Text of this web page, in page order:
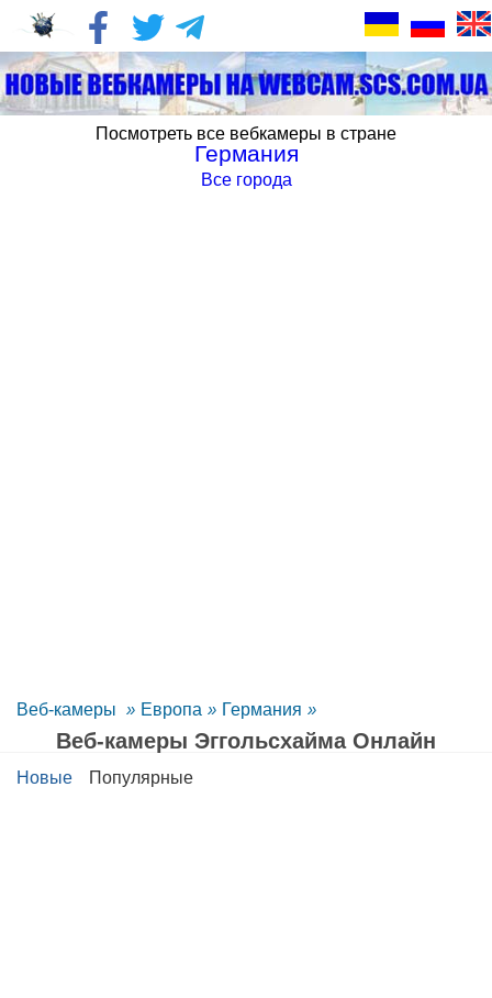
Посмотреть все вебкамеры в стране
Германия
Все города
Веб-камеры » Европа » Германия »
Веб-камеры Эггольсхайма Oнлайн
Новые Популярные